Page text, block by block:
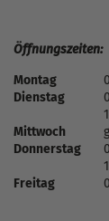
Öffnungszeiten:
Montag
Dienstag
Mittwoch
Donnerstag
Freitag